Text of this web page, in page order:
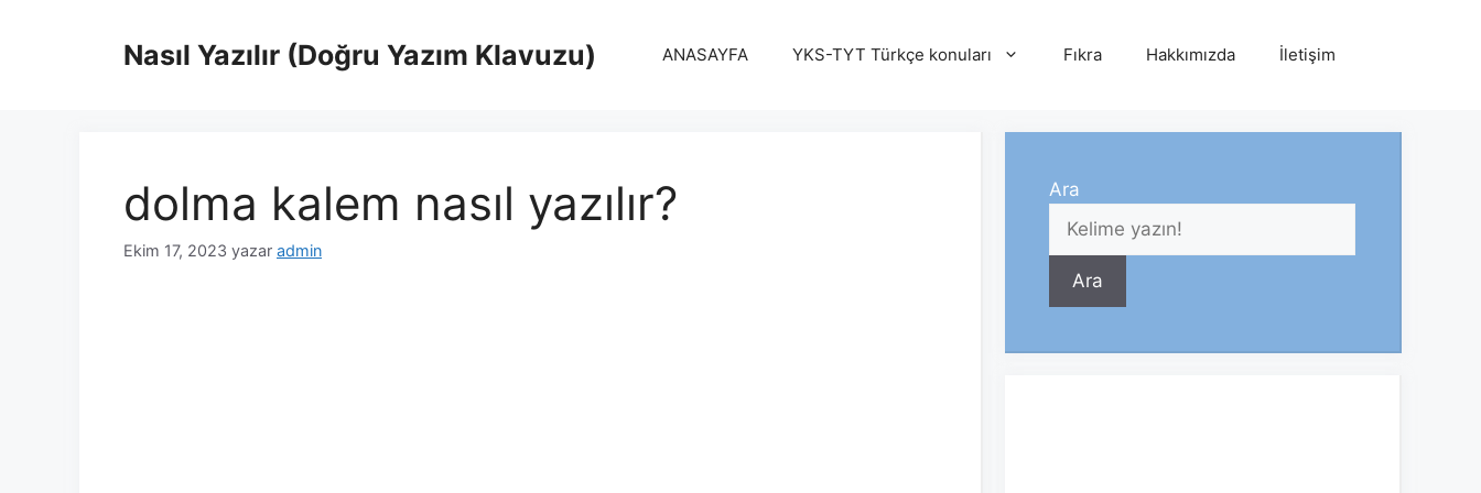
Nasıl Yazılır (Doğru Yazım Klavuzu) ANASAYFA YKS-TYT Türkçe konuları Fıkra Hakkımızda İletişim
dolma kalem nasıl yazılır?
Ekim 17, 2023 yazar admin
Ara
Ara